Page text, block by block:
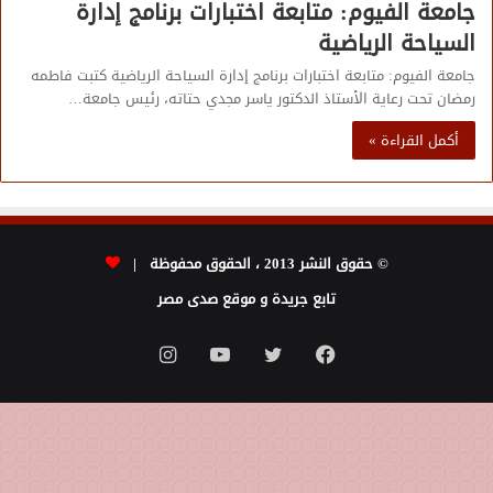
جامعة الفيوم: متابعة اختبارات برنامج إدارة
السياحة الرياضية
جامعة الفيوم: متابعة اختبارات برنامج إدارة السياحة الرياضية كتبت فاطمه
رمضان تحت رعاية الأستاذ الدكتور ياسر مجدي حتاته، رئيس جامعة…
أكمل القراءة »
© حقوق النشر 2013 ، الحقوق محفوظة |
تابع جريدة و موقع صدى مصر
فيسبوك تويتر يوتيوبانستقرام